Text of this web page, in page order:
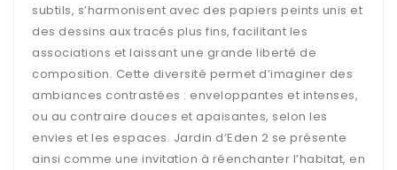
subtils, s’harmonisent avec des papiers peints unis et
des dessins aux tracés plus fins, facilitant les
associations et laissant une grande liberté de
composition. Cette diversité permet d’imaginer des
ambiances contrastées : enveloppantes et intenses,
ou au contraire douces et apaisantes, selon les
envies et les espaces. Jardin d’Eden 2 se présente
ainsi comme une invitation à réenchanter l’habitat, en